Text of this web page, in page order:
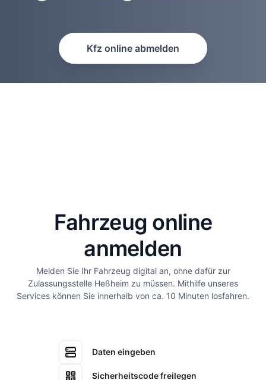
Kfz online abmelden
Fahrzeug online
anmelden
Melden Sie Ihr Fahrzeug digital an, ohne dafür zur
Zulassungsstelle Heßheim zu müssen. Mithilfe unseres
Services können Sie innerhalb von ca. 10 Minuten losfahren.
Daten eingeben
Sicherheitscode freilegen